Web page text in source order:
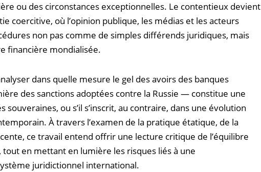
ou des circonstances exceptionnelles. Le contentieux devient
coercitive, où l’opinion publique, les médias et les acteurs
non pas comme de simples différends juridiques, mais
financière mondialisée.
dans quelle mesure le gel des avoirs des banques
des sanctions adoptées contre la Russie — constitue une
ou s’il s’inscrit, au contraire, dans une évolution
À travers l’examen de la pratique étatique, de la
ce travail entend offrir une lecture critique de l’équilibre
en mettant en lumière les risques liés à une
juridictionnel international.